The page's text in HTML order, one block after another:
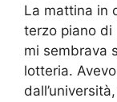
La mattina in
terzo piano
mi sembrava
lotteria.